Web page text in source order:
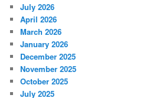
July 2026
April 2026
March 2026
January 2026
December 2025
November 2025
October 2025
July 2025